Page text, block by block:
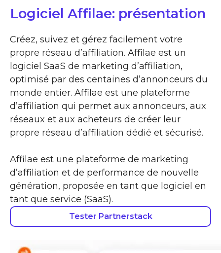
Logiciel Affilae: présentation
Créez, suivez et gérez facilement votre
propre réseau d’affiliation. Affilae est un
logiciel SaaS de marketing d’affiliation,
optimisé par des centaines d’annonceurs du
monde entier. Affilae est une plateforme
d’affiliation qui permet aux annonceurs, aux
réseaux et aux acheteurs de créer leur
propre réseau d’affiliation dédié et sécurisé.
Affilae est une plateforme de marketing
d’affiliation et de performance de nouvelle
génération, proposée en tant que logiciel en
tant que service (SaaS).
Tester Partnerstack